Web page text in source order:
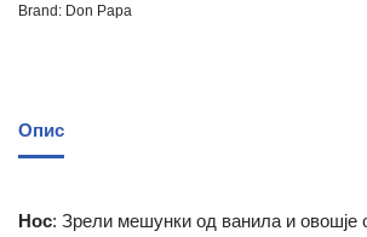
Brand: Don Papa
Опис
Нос: Зрели мешунки од ванила и овошје